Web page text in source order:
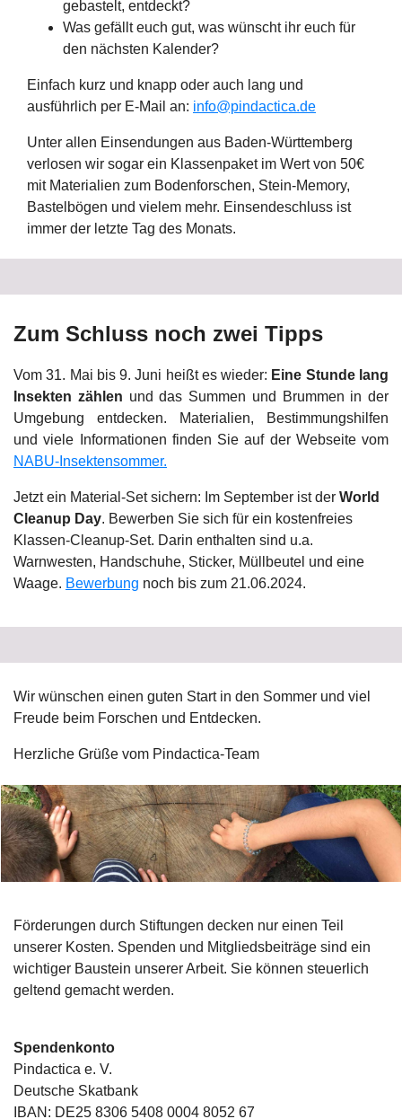
gebastelt, entdeckt?
Was gefällt euch gut, was wünscht ihr euch für
den nächsten Kalender?
Einfach kurz und knapp oder auch lang und
ausführlich per E-Mail an: info@pindactica.de
Unter allen Einsendungen aus Baden-Württemberg
verlosen wir sogar ein Klassenpaket im Wert von 50€
mit Materialien zum Bodenforschen, Stein-Memory,
Bastelbögen und vielem mehr. Einsendeschluss ist
immer der letzte Tag des Monats.
Zum Schluss noch zwei Tipps
Vom 31. Mai bis 9. Juni heißt es wieder: Eine Stunde lang
Insekten zählen und das Summen und Brummen in der
Umgebung entdecken. Materialien, Bestimmungshilfen
und viele Informationen finden Sie auf der Webseite vom
NABU-Insektensommer.
Jetzt ein Material-Set sichern: Im September ist der World
Cleanup Day. Bewerben Sie sich für ein kostenfreies
Klassen-Cleanup-Set. Darin enthalten sind u.a.
Warnwesten, Handschuhe, Sticker, Müllbeutel und eine
Waage. Bewerbung noch bis zum 21.06.2024.
Wir wünschen einen guten Start in den Sommer und viel
Freude beim Forschen und Entdecken.
Herzliche Grüße vom Pindactica-Team
Förderungen durch Stiftungen decken nur einen Teil
unserer Kosten. Spenden und Mitgliedsbeiträge sind ein
wichtiger Baustein unserer Arbeit. Sie können steuerlich
geltend gemacht werden.
Spendenkonto
Pindactica e. V.
Deutsche Skatbank
IBAN: DE25 8306 5408 0004 8052 67